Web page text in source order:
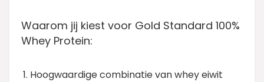
Waarom jij kiest voor Gold Standard 100%
Whey Protein:
Hoogwaardige combinatie van whey eiwit